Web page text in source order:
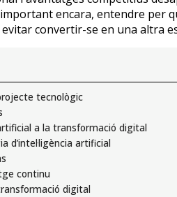
encara, entendre per
convertir-se en una altra
tecnològic
a la transformació digital
d’intel·ligència artificial
continu
digital